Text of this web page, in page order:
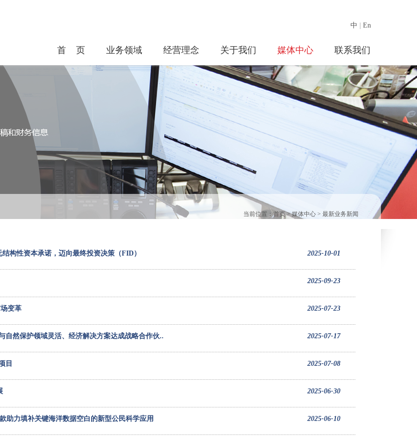
中 En
首 页 业务领域 经营理念 关于我们 媒体中心 联系我们
当前位置：首页>媒体中心 > 最新业务新闻
构性资本承诺，迈向最终投资决策（FID） 2025-10-01
2025-09-23
变革 2025-07-23
自然保护领域灵活、经济解决方案达成战略合作伙.. 2025-07-17
目 2025-07-08
2025-06-30
助力填补关键海洋数据空白的新型公民科学应用 2025-06-10